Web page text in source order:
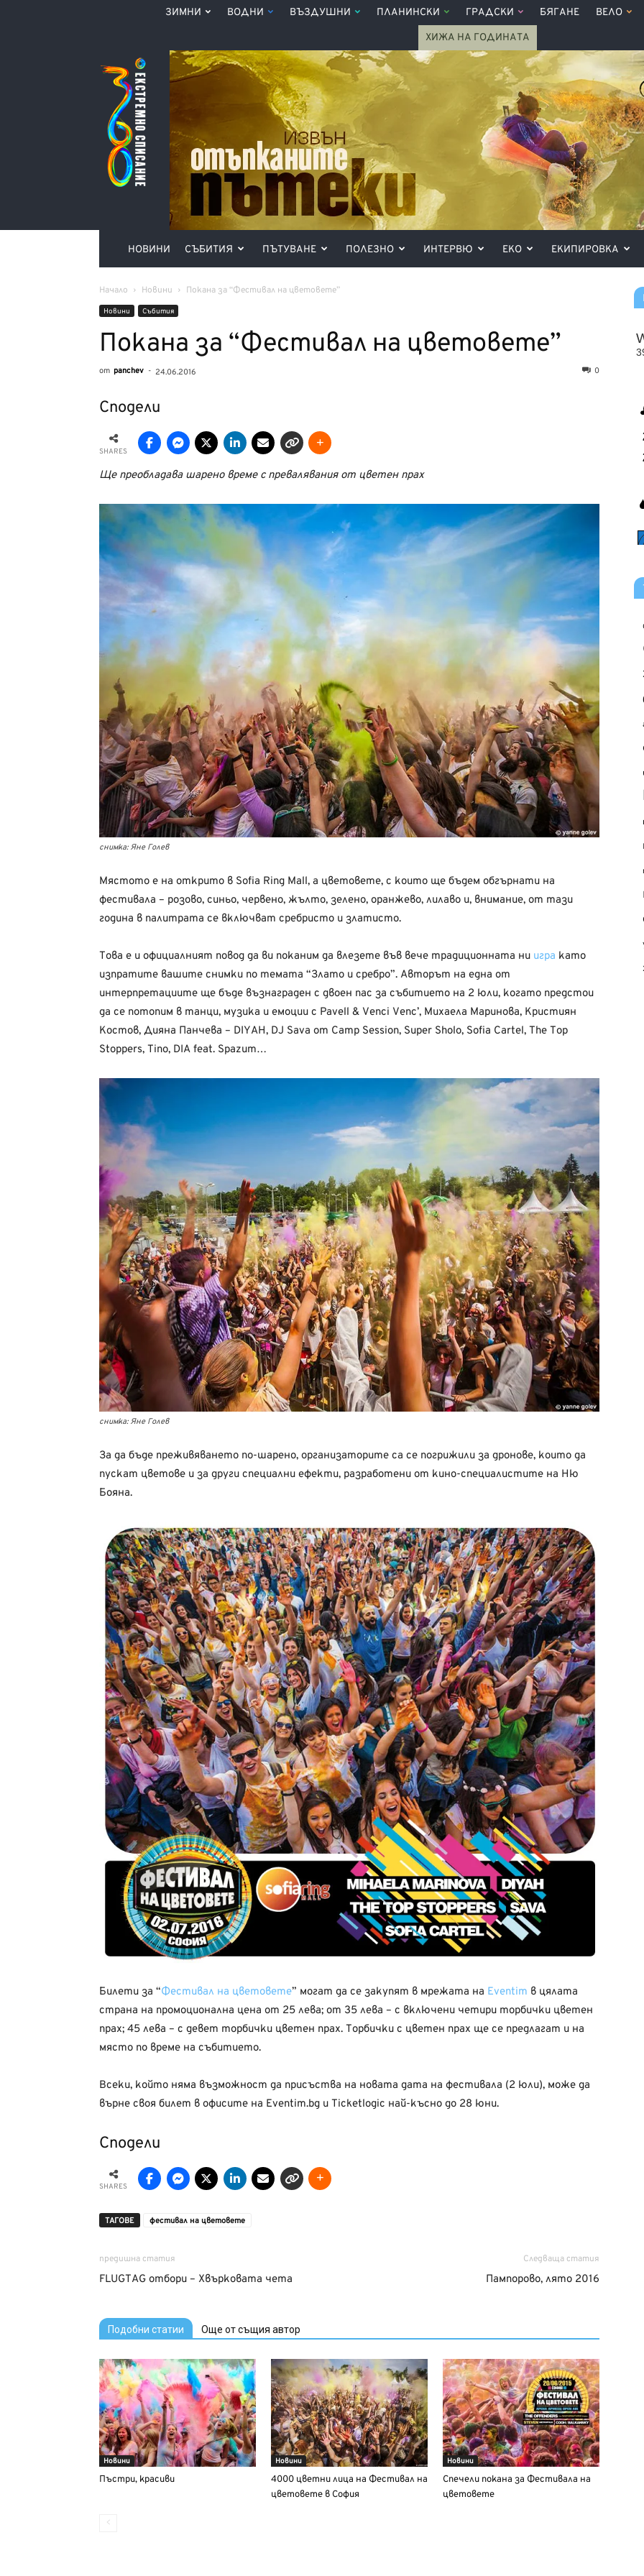
ЗИМНИ ВОДНИ ВЪЗДУШНИ ПЛАНИНСКИ ГРАДСКИ БЯГАНЕ ВЕЛО
ХИЖА НА ГОДИНАТА
Списание
360°
НОВИНИ СЪБИТИЯ ПЪТУВАНЕ ПОЛЕЗНО ИНТЕРВЮ ЕКО ЕКИПИРОВКА
Начало Новини Покана за “Фестивал на цветовете”
Новини Събития
Покана за “Фестивал на цветовете”
от panchev - 24.06.2016 0
Сподели
SHARES
Ще преобладава шарено време с превалявания от цветен прах
снимка: Яне Голев
Мястото е на открито в Sofia Ring Mall, а цветовете, с които ще бъдем обгърнати на
фестивала – розово, синьо, червено, жълто, зелено, оранжево, лилаво и, внимание, от тази
година в палитрата се включват сребристо и златисто.
Това е и официалният повод да ви поканим да влезете във вече традиционната ни игра като
изпратите вашите снимки по темата “Злато и сребро”. Авторът на една от
интерпретациите ще бъде възнаграден с двоен пас за събитието на 2 юли, когато предстои
да се потопим в танци, музика и емоции с Pavell & Venci Venc’, Михаела Маринова, Кристиян
Костов, Дияна Панчева – DIYAH, DJ Sava от Camp Session, Super Sholo, Sofia Cartel, The Top
Stoppers, Tino, DIA feat. Spazum…
снимка: Яне Голев
За да бъде преживяването по-шарено, организаторите са се погрижили за дронове, които да
пускат цветове и за други специални ефекти, разработени от кино-специалистите на Ню
Бояна.
Билети за “Фестивал на цветовете” могат да се закупят в мрежата на Eventim в цялата
странa на промоционална цена от 25 лева; от 35 лева – с включени четири торбички цветен
прах; 45 лева – с девет торбички цветен прах. Tорбички с цветен прах ще се предлагат и на
място по време на събитието.
Всеки, който няма възможност да присъства на новата дата на фестивала (2 юли), може да
върне своя билет в офисите на Eventim.bg и Ticketlogic най-късно до 28 юни.
Сподели
SHARES
ТАГОВЕ фестивал на цветовете
предишна статия
FLUGTAG отбори – Хвърковата чета
Следваща статия
Пампорово, лято 2016
Подобни статии Още от същия автор
Новини
Пъстри, красиви
Новини
4000 цветни лица на Фестивал на
цветовете в София
Новини
Спечели покана за Фестивала на
цветовете